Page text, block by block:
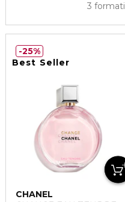
3 formati
Best Seller
CHANEL
25%